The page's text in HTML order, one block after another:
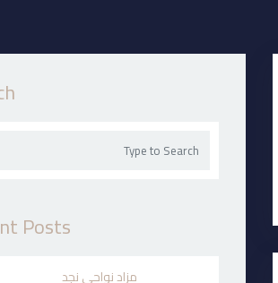
Posts
مزاد نواحي نجد